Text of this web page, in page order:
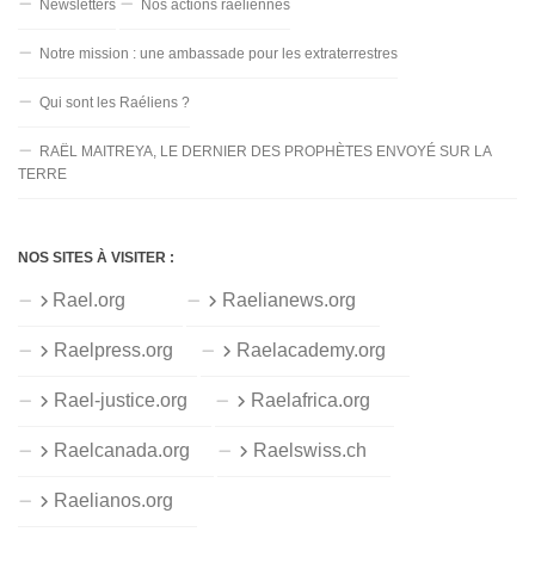
Newsletters Nos actions raéliennes
Notre mission : une ambassade pour les extraterrestres
Qui sont les Raéliens ?
RAËL MAITREYA, LE DERNIER DES PROPHÈTES ENVOYÉ SUR LA
TERRE
NOS SITES À VISITER :
Rael.org Raelianews.org
Raelpress.org Raelacademy.org
Rael-justice.org Raelafrica.org
Raelcanada.org Raelswiss.ch
Raelianos.org